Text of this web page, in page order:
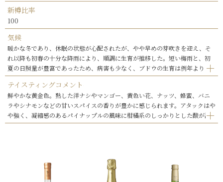
新樽比率
100
気候
暖かな冬であり、休眠の状態が心配されたが、やや早めの芽吹きを迎え、そ
れ以降も初春の十分な降雨により、順調に生育が推移した。短い梅雨と、初
夏の日照量が豊富であったため、病害も少なく、ブドウの生育は例年よりも1
週間程度早かった。8月末に台風が襲来したが、雨対策により大きな影響もな
く、豊かな日照量により、健全で熟度の高いブドウが収穫できた。
テイスティングコメント
鮮やかな黄金色。熟した洋ナシやマンゴー、黄色い花、ナッツ、蜂蜜、バニ
ラやシナモンなどの甘いスパイスの香りが豊かに感じられます。アタックはや
や強く、凝縮感のあるパイナップルの風味に柑橘系のしっかりとした酸が調
和しています。樽由来の芳ばしい香りが味わいに厚みを持たせ余韻が長く続